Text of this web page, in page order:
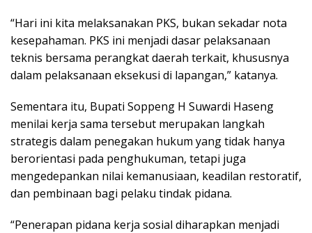
“Hari ini kita melaksanakan PKS, bukan sekadar nota
kesepahaman. PKS ini menjadi dasar pelaksanaan
teknis bersama perangkat daerah terkait, khususnya
dalam pelaksanaan eksekusi di lapangan,” katanya.
Sementara itu, Bupati Soppeng H Suwardi Haseng
menilai kerja sama tersebut merupakan langkah
strategis dalam penegakan hukum yang tidak hanya
berorientasi pada penghukuman, tetapi juga
mengedepankan nilai kemanusiaan, keadilan restoratif,
dan pembinaan bagi pelaku tindak pidana.
“Penerapan pidana kerja sosial diharapkan menjadi